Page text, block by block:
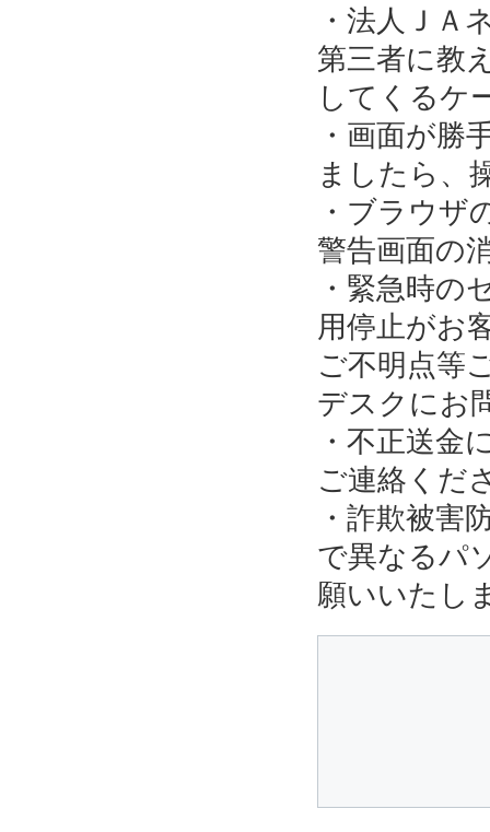
・法人ＪＡ
第三者に教
してくるケ
・画面が勝
ましたら、
・ブラウザ
警告画面の
・緊急時の
用停止がお
ご不明点等
デスクにお
・不正送金
ご連絡くだ
・詐欺被害
で異なるパ
願いいたし